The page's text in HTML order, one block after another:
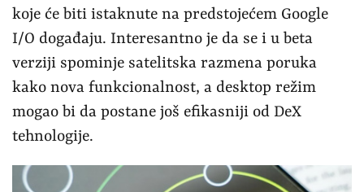
koje će biti istaknute na predstojećem Google
I/O događaju. Interesantno je da se i u beta
verziji spominje satelitska razmena poruka
kako nova funkcionalnost, a desktop režim
mogao bi da postane još efikasniji od DeX
tehnologije.